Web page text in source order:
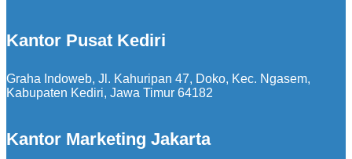
Kantor Pusat Kediri
Graha Indoweb, Jl. Kahuripan 47, Doko, Kec. Ngasem,
Kabupaten Kediri, Jawa Timur 64182
Kantor Marketing Jakarta